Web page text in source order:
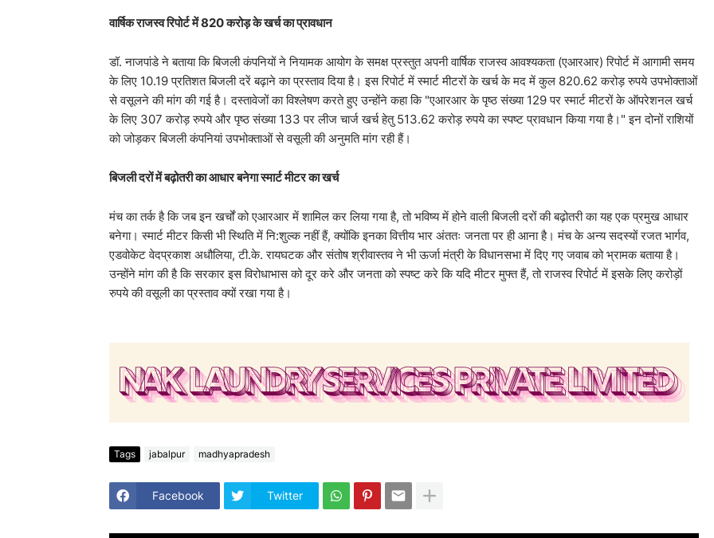
वार्षिक राजस्व रिपोर्ट में 820 करोड़ के खर्च का प्रावधान
​डॉ. नाजपांडे ने बताया कि बिजली कंपनियों ने नियामक आयोग के समक्ष प्रस्तुत अपनी वार्षिक राजस्व आवश्यकता (एआरआर) रिपोर्ट में आगामी समय
के लिए 10.19 प्रतिशत बिजली दरें बढ़ाने का प्रस्ताव दिया है। इस रिपोर्ट में स्मार्ट मीटरों के खर्च के मद में कुल 820.62 करोड़ रुपये उपभोक्ताओं
से वसूलने की मांग की गई है। दस्तावेजों का विश्लेषण करते हुए उन्होंने कहा कि "एआरआर के पृष्ठ संख्या 129 पर स्मार्ट मीटरों के ऑपरेशनल खर्च
के लिए 307 करोड़ रुपये और पृष्ठ संख्या 133 पर लीज चार्ज खर्च हेतु 513.62 करोड़ रुपये का स्पष्ट प्रावधान किया गया है।" इन दोनों राशियों
को जोड़कर बिजली कंपनियां उपभोक्ताओं से वसूली की अनुमति मांग रही हैं।
बिजली दरों में बढ़ोतरी का आधार बनेगा स्मार्ट मीटर का खर्च
​मंच का तर्क है कि जब इन खर्चों को एआरआर में शामिल कर लिया गया है, तो भविष्य में होने वाली बिजली दरों की बढ़ोतरी का यह एक प्रमुख आधार
बनेगा। स्मार्ट मीटर किसी भी स्थिति में नि:शुल्क नहीं हैं, क्योंकि इनका वित्तीय भार अंततः जनता पर ही आना है। मंच के अन्य सदस्यों रजत भार्गव,
एडवोकेट वेदप्रकाश अधौलिया, टी.के. रायघटक और संतोष श्रीवास्तव ने भी ऊर्जा मंत्री के विधानसभा में दिए गए जवाब को भ्रामक बताया है।
उन्होंने मांग की है कि सरकार इस विरोधाभास को दूर करे और जनता को स्पष्ट करे कि यदि मीटर मुफ्त हैं, तो राजस्व रिपोर्ट में इसके लिए करोड़ों
रुपये की वसूली का प्रस्ताव क्यों रखा गया है।
Tags jabalpur madhyapradesh
Facebook Twitter